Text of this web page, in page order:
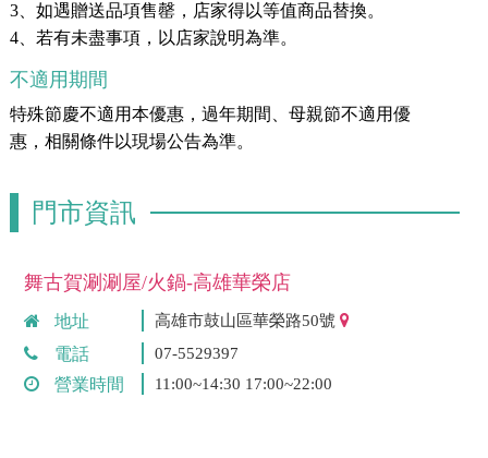
3、如遇贈送品項售罄，店家得以等值商品替換。
4、若有未盡事項，以店家說明為準。
不適用期間
特殊節慶不適用本優惠，過年期間、母親節不適用優
惠，相關條件以現場公告為準。
門市資訊
舞古賀涮涮屋/火鍋-高雄華榮店
地址 高雄市鼓山區華榮路50號
電話 07-5529397
營業時間 11:00~14:30 17:00~22:00